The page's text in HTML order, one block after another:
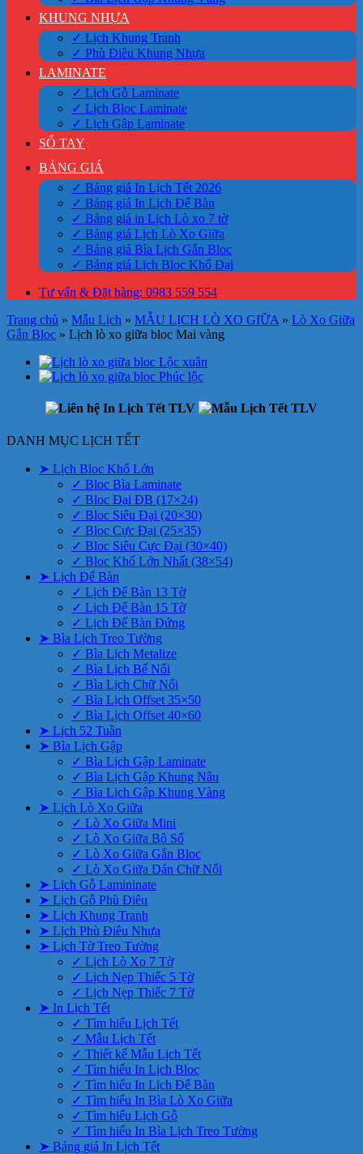
KHUNG NHỰA
✓ Lịch Khung Tranh
✓ Phù Điêu Khung Nhựa
LAMINATE
✓ Lịch Gỗ Laminate
✓ Lịch Bloc Laminate
✓ Lịch Gập Laminate
SỔ TAY
BẢNG GIÁ
✓ Bảng giá In Lịch Tết 2026
✓ Bảng giá In Lịch Để Bàn
✓ Bảng giá in Lịch Lò xo 7 tờ
✓ Bảng giá Lịch Lò Xo Giữa
✓ Bảng giá Bìa Lịch Gắn Bloc
✓ Bảng giá Lịch Bloc Khổ Đại
Tư vấn & Đặt hàng: 0983 559 554
Trang chủ » Mẫu Lịch » MẪU LỊCH LÒ XO GIỮA » Lò Xo Giữa
Gắn Bloc » Lịch lò xo giữa bloc Mai vàng
DANH MỤC LỊCH TẾT
➤ Lịch Bloc Khổ Lớn
✓ Bloc Bìa Laminate
✓ Bloc Đại ĐB (17×24)
✓ Bloc Siêu Đại (20×30)
✓ Bloc Cực Đại (25×35)
✓ Bloc Siêu Cực Đại (30×40)
✓ Bloc Khổ Lớn Nhất (38×54)
➤ Lịch Để Bàn
✓ Lịch Để Bàn 13 Tờ
✓ Lịch Để Bàn 15 Tờ
✓ Lịch Để Bàn Đứng
➤ Bìa Lịch Treo Tường
✓ Bìa Lịch Metalize
✓ Bìa Lịch Bế Nổi
✓ Bìa Lịch Chữ Nổi
✓ Bìa Lịch Offset 35×50
✓ Bìa Lịch Offset 40×60
➤ Lịch 52 Tuần
➤ Bìa Lịch Gập
✓ Bìa Lịch Gập Laminate
✓ Bìa Lịch Gập Khung Nâu
✓ Bìa Lịch Gập Khung Vàng
➤ Lịch Lò Xo Giữa
✓ Lò Xo Giữa Mini
✓ Lò Xo Giữa Bộ Số
✓ Lò Xo Giữa Gắn Bloc
✓ Lò Xo Giữa Dán Chữ Nổi
➤ Lịch Gỗ Lamininate
➤ Lịch Gỗ Phù Điêu
➤ Lịch Khung Tranh
➤ Lịch Phù Điêu Nhựa
➤ Lịch Tờ Treo Tường
✓ Lịch Lò Xo 7 Tờ
✓ Lịch Nẹp Thiếc 5 Tờ
✓ Lịch Nẹp Thiếc 7 Tờ
➤ In Lịch Tết
✓ Tìm hiểu Lịch Tết
✓ Mẫu Lịch Tết
✓ Thiết kế Mẫu Lịch Tết
✓ Tìm hiểu In Lịch Bloc
✓ Tìm hiểu In Lịch Để Bàn
✓ Tìm hiểu In Bìa Lò Xo Giữa
✓ Tìm hiểu Lịch Gỗ
✓ Tìm hiểu In Bìa Lịch Treo Tường
➤ Bảng giá In Lịch Tết